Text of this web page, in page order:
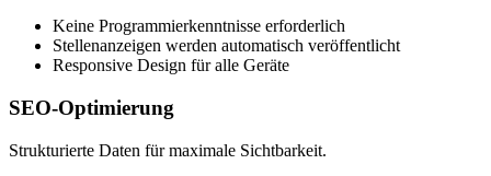
Keine Programmierkenntnisse erforderlich
Stellenanzeigen werden automatisch veröffentlicht
Responsive Design für alle Geräte
SEO-Optimierung
Strukturierte Daten für maximale Sichtbarkeit.